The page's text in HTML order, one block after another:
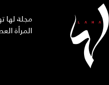
مجلة لها
المرأة